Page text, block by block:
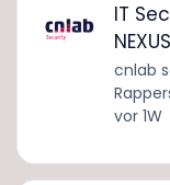
IT
cnlab
vor 1W